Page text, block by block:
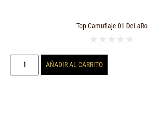
Top Camuflaje 01 DeLaRo
★ ★ ★ ★ ★
AÑADIR AL CARRITO